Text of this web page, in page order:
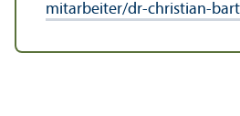
mitarbeiter/dr-christian-